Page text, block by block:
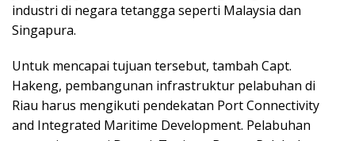
industri di negara tetangga seperti Malaysia dan
Singapura.
Untuk mencapai tujuan tersebut, tambah Capt.
Hakeng, pembangunan infrastruktur pelabuhan di
Riau harus mengikuti pendekatan Port Connectivity
and Integrated Maritime Development. Pelabuhan